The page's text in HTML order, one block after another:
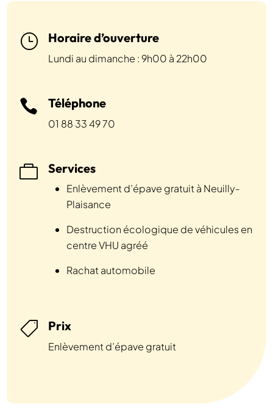
} Horaire d’ouverture
Lundi au dimanche : 9h00 à 22h00
 Téléphone
01 88 33 49 70
 Services
Enlèvement d’épave gratuit à Neuilly-
Plaisance
Destruction écologique de véhicules en
centre VHU agréé
Rachat automobile
 Prix
Enlèvement d’épave gratuit